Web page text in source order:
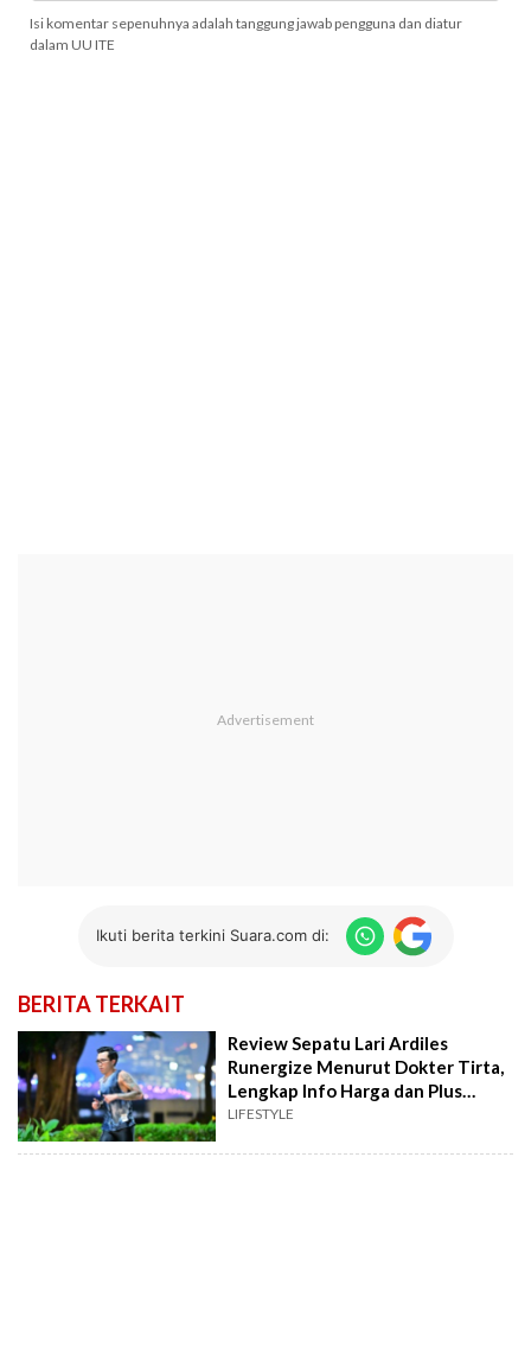
Isi komentar sepenuhnya adalah tanggung jawab pengguna dan diatur
dalam UU ITE
Ikuti berita terkini Suara.com di:
BERITA TERKAIT
Review Sepatu Lari Ardiles
Runergize Menurut Dokter Tirta,
Lengkap Info Harga dan Plus
Minusnya
LIFESTYLE